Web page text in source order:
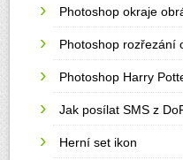
Photoshop okraje
Photoshop rozřezání
Photoshop Harry
Jak posílat SMS z
Herní set ikon